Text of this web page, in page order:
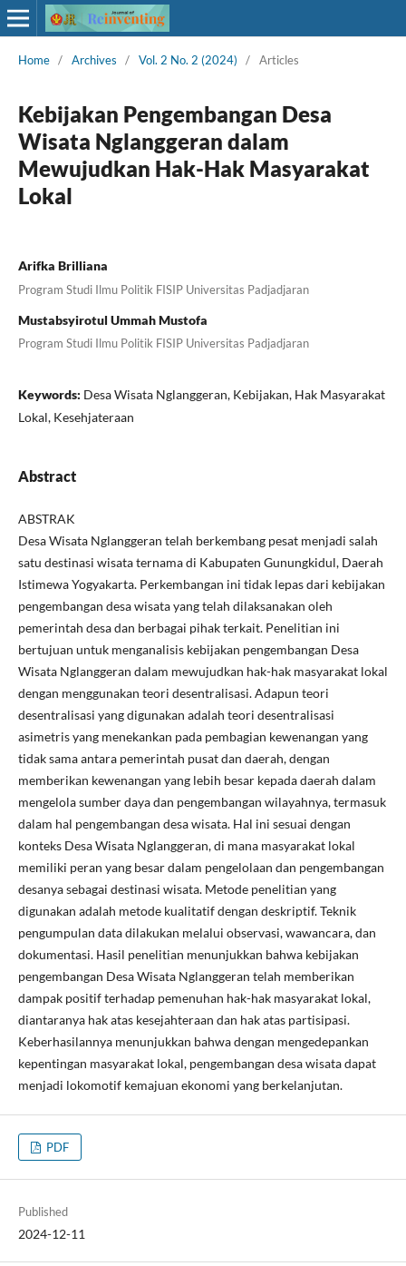
Home / Archives / Vol. 2 No. 2 (2024) / Articles
Kebijakan Pengembangan Desa
Wisata Nglanggeran dalam
Mewujudkan Hak-Hak Masyarakat
Lokal
Arifka Brilliana
Program Studi Ilmu Politik FISIP Universitas Padjadjaran
Mustabsyirotul Ummah Mustofa
Program Studi Ilmu Politik FISIP Universitas Padjadjaran
Keywords: Desa Wisata Nglanggeran, Kebijakan, Hak Masyarakat
Lokal, Kesehjateraan
Abstract
ABSTRAK
Desa Wisata Nglanggeran telah berkembang pesat menjadi salah
satu destinasi wisata ternama di Kabupaten Gunungkidul, Daerah
Istimewa Yogyakarta. Perkembangan ini tidak lepas dari kebijakan
pengembangan desa wisata yang telah dilaksanakan oleh
pemerintah desa dan berbagai pihak terkait. Penelitian ini
bertujuan untuk menganalisis kebijakan pengembangan Desa
Wisata Nglanggeran dalam mewujudkan hak-hak masyarakat lokal
dengan menggunakan teori desentralisasi. Adapun teori
desentralisasi yang digunakan adalah teori desentralisasi
asimetris yang menekankan pada pembagian kewenangan yang
tidak sama antara pemerintah pusat dan daerah, dengan
memberikan kewenangan yang lebih besar kepada daerah dalam
mengelola sumber daya dan pengembangan wilayahnya, termasuk
dalam hal pengembangan desa wisata. Hal ini sesuai dengan
konteks Desa Wisata Nglanggeran, di mana masyarakat lokal
memiliki peran yang besar dalam pengelolaan dan pengembangan
desanya sebagai destinasi wisata. Metode penelitian yang
digunakan adalah metode kualitatif dengan deskriptif. Teknik
pengumpulan data dilakukan melalui observasi, wawancara, dan
dokumentasi. Hasil penelitian menunjukkan bahwa kebijakan
pengembangan Desa Wisata Nglanggeran telah memberikan
dampak positif terhadap pemenuhan hak-hak masyarakat lokal,
diantaranya hak atas kesejahteraan dan hak atas partisipasi.
Keberhasilannya menunjukkan bahwa dengan mengedepankan
kepentingan masyarakat lokal, pengembangan desa wisata dapat
menjadi lokomotif kemajuan ekonomi yang berkelanjutan.
PDF
Published
2024-12-11